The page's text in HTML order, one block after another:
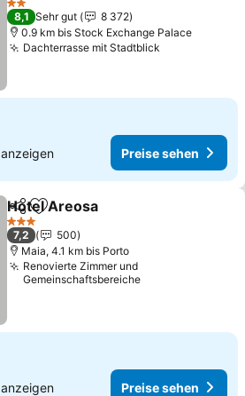
Preise sehen
2 Sterne
8,1 Sehr gut
8 372
0.9 km bis Stock Exchange Palace
Dachterrasse mit Stadtblick
anzeigen Preise sehen
TeilenZu Favoriten hinzufügen
Hotel Areosa
3 Sterne
7,2
500
Maia, 4.1 km bis Porto
Renovierte Zimmer und
Gemeinschaftsbereiche
anzeigen Preise sehen